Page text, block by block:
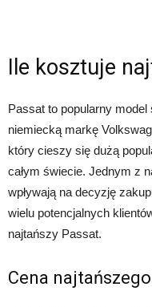
Ile kosztuje
Passat to popularny
niemiecką markę
który cieszy się dużą
całym świecie. Jednym z
wpływają na decyzję
wielu potencjalnych
najtańszy Passat.
Cena